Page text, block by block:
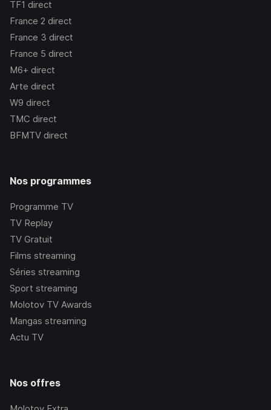
TF1 direct
France 2 direct
France 3 direct
France 5 direct
M6+ direct
Arte direct
W9 direct
TMC direct
BFMTV direct
Nos programmes
Programme TV
TV Replay
TV Gratuit
Films streaming
Séries streaming
Sport streaming
Molotov TV Awards
Mangas streaming
Actu TV
Nos offres